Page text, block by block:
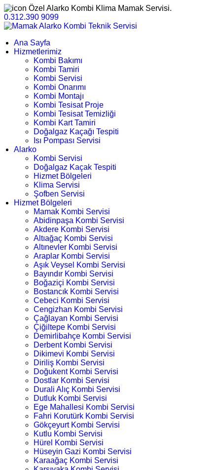
Özel Alarko Kombi Klima Mamak Servisi.
0.312.390 9099
Ana Sayfa
Hizmetlerimiz
Kombi Bakımı
Kombi Tamiri
Kombi Servisi
Kombi Onarımı
Kombi Montajı
Kombi Tesisat Proje
Kombi Tesisat Temizliği
Kombi Kart Tamiri
Doğalgaz Kaçağı Tespiti
Isı Pompası Servisi
Alarko
Kombi Servisi
Doğalgaz Kaçak Tespiti
Hizmet Bölgeleri
Klima Servisi
Şofben Servisi
Hizmet Bölgeleri
Mamak Kombi Servisi
Abidinpaşa Kombi Servisi
Akdere Kombi Servisi
Altıağaç Kombi Servisi
Altınevler Kombi Servisi
Araplar Kombi Servisi
Aşık Veysel Kombi Servisi
Bayındır Kombi Servisi
Boğaziçi Kombi Servisi
Bostancık Kombi Servisi
Cebeci Kombi Servisi
Cengizhan Kombi Servisi
Çağlayan Kombi Servisi
Çiğiltepe Kombi Servisi
Demirlibahçe Kombi Servisi
Derbent Kombi Servisi
Dikimevi Kombi Servisi
Diriliş Kombi Servisi
Doğukent Kombi Servisi
Dostlar Kombi Servisi
Durali Alıç Kombi Servisi
Dutluk Kombi Servisi
Ege Mahallesi Kombi Servisi
Fahri Korutürk Kombi Servisi
Gökçeyurt Kombi Servisi
Kutlu Kombi Servisi
Hürel Kombi Servisi
Hüseyin Gazi Kombi Servisi
Karaağaç Kombi Servisi